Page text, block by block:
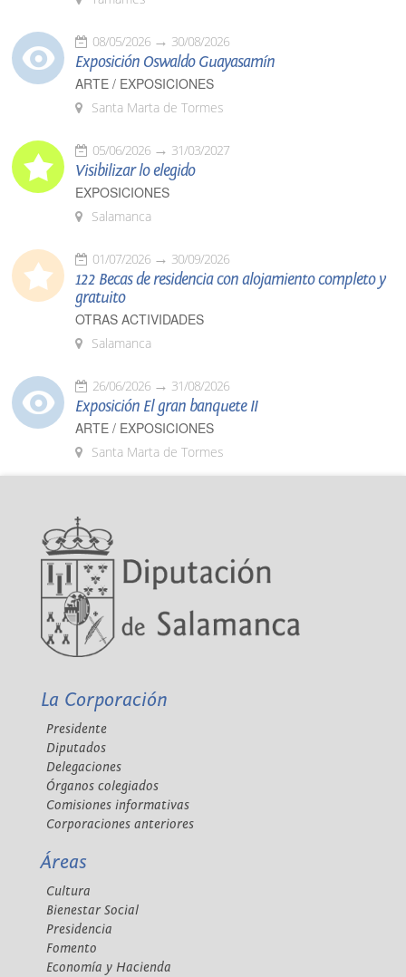
08/05/2026 30/08/2026
Exposición Oswaldo Guayasamín
ARTE / EXPOSICIONES
Santa Marta de Tormes
05/06/2026 31/03/2027
Visibilizar lo elegido
EXPOSICIONES
Salamanca
01/07/2026 30/09/2026
122 Becas de residencia con alojamiento completo y
gratuito
OTRAS ACTIVIDADES
Salamanca
26/06/2026 31/08/2026
Exposición El gran banquete II
ARTE / EXPOSICIONES
Santa Marta de Tormes
La Corporación
Presidente
Diputados
Delegaciones
Órganos colegiados
Comisiones informativas
Corporaciones anteriores
Áreas
Cultura
Bienestar Social
Presidencia
Fomento
Economía y Hacienda